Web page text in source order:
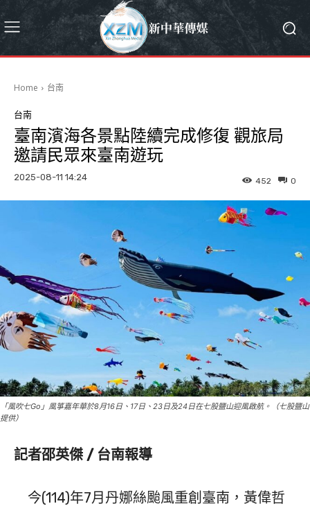
Home 台南
台南
臺南濱海各景點陸續完成修復 觀旅局
邀請民眾來臺南遊玩
2025-08-11 14:24 0
452
「風吹七Go」風箏嘉年華於8月16日、17日、23日及24日在七股鹽山迎風啟航。（七股鹽山
提供）
記者邵英傑 / 台南報導
今(114)年7月丹娜絲颱風重創臺南，黃偉哲